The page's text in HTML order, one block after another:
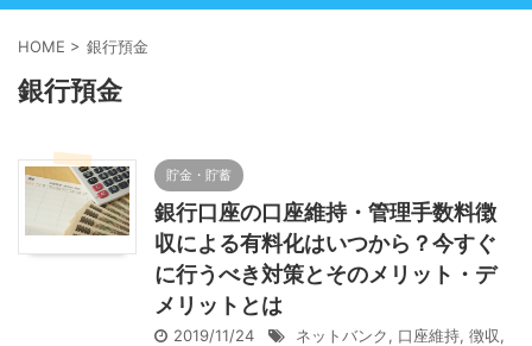
HOME > 銀行預金
銀行預金
貯金・貯蓄
銀行口座の口座維持・管理手数料徴
収による有料化はいつから？今すぐ
に行うべき対策とそのメリット・デ
メリットとは
2019/11/24 ネットバンク, 口座維持, 徴収,